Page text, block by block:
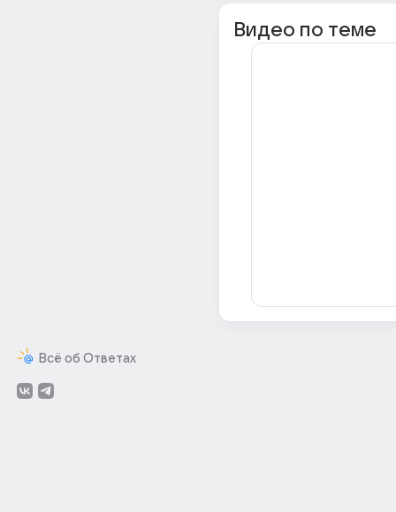
Всё об Ответах
Видео по теме